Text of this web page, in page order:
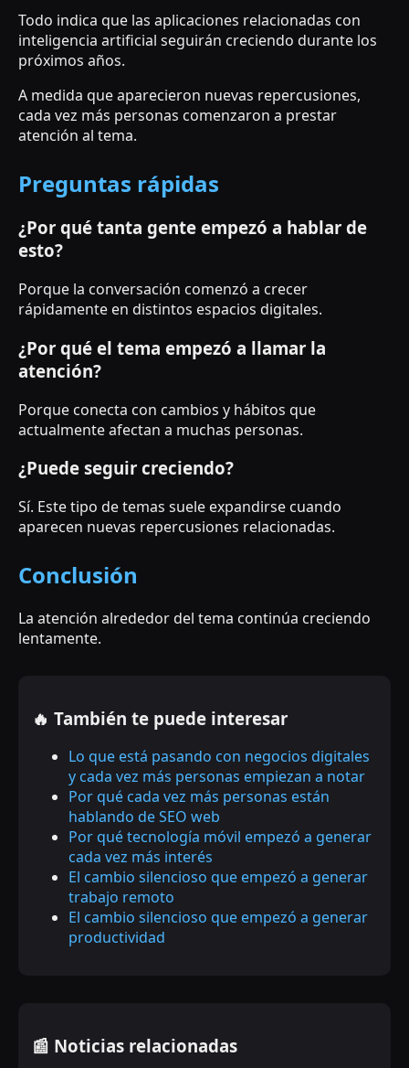
Todo indica que las aplicaciones relacionadas con
inteligencia artificial seguirán creciendo durante los
próximos años.
A medida que aparecieron nuevas repercusiones,
cada vez más personas comenzaron a prestar
atención al tema.
Preguntas rápidas
¿Por qué tanta gente empezó a hablar de
esto?
Porque la conversación comenzó a crecer
rápidamente en distintos espacios digitales.
¿Por qué el tema empezó a llamar la
atención?
Porque conecta con cambios y hábitos que
actualmente afectan a muchas personas.
¿Puede seguir creciendo?
Sí. Este tipo de temas suele expandirse cuando
aparecen nuevas repercusiones relacionadas.
Conclusión
La atención alrededor del tema continúa creciendo
lentamente.
🔥 También te puede interesar
Lo que está pasando con negocios digitales
y cada vez más personas empiezan a notar
Por qué cada vez más personas están
hablando de SEO web
Por qué tecnología móvil empezó a generar
cada vez más interés
El cambio silencioso que empezó a generar
trabajo remoto
El cambio silencioso que empezó a generar
productividad
📰 Noticias relacionadas